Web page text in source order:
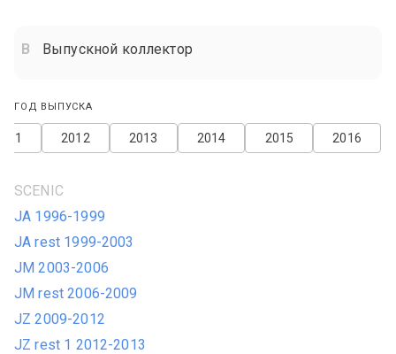
Выпускной коллектор
ГОД ВЫПУСКА
2016
2015
2014
2013
2012
SCENIC
JA 1996-1999
JA rest 1999-2003
JM 2003-2006
JM rest 2006-2009
JZ 2009-2012
JZ rest 1 2012-2013